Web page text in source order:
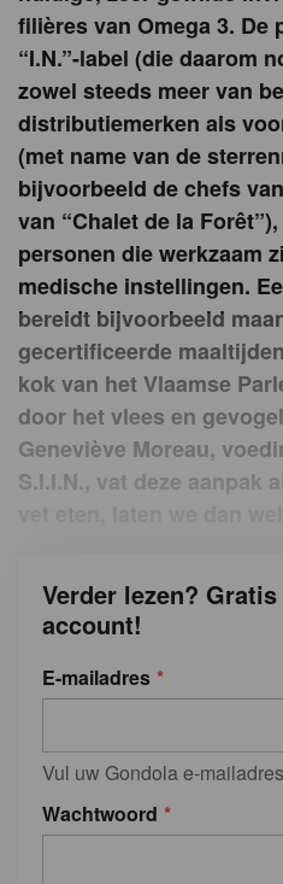
filières van Omega 3. De
“I.N.”-label (die daarom
zowel steeds meer van
distributiemerken als
(met name van de
bijvoorbeeld de chefs
van “Chalet de la
personen die werkzaam
medische instellingen.
bereidt bijvoorbeeld
gecertificeerde
kok van het Vlaamse
door het vlees en
Geneviève Moreau,
S.I.I.N., vat deze aanpak
Verder lezen?
account!
E-mailadres
Vul uw Gondola e-
Wachtwoord